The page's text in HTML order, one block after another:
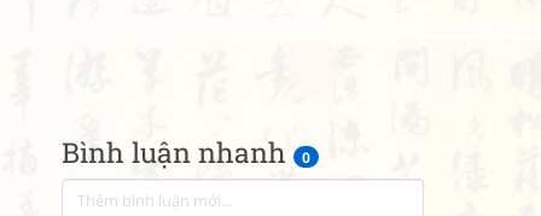
Bình luận nhanh 0